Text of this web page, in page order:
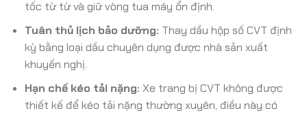
tốc từ từ và giữ vòng tua máy ổn định.
Tuân thủ lịch bảo dưỡng: Thay dầu hộp số CVT định
kỳ bằng loại dầu chuyên dụng được nhà sản xuất
khuyến nghị.
Hạn chế kéo tải nặng: Xe trang bị CVT không được
thiết kế để kéo tải nặng thường xuyên, điều này có